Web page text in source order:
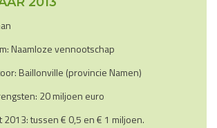
Naamloze vennootschap
Baillonville (provincie Namen)
20 miljoen euro
2013: tussen € 0,5 en € 1 miljoen.